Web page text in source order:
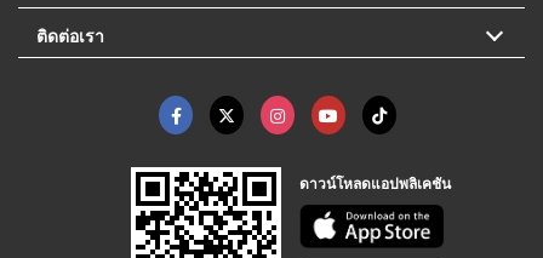
ติดต่อเรา
ดาวน์โหลดแอปพลิเคชัน